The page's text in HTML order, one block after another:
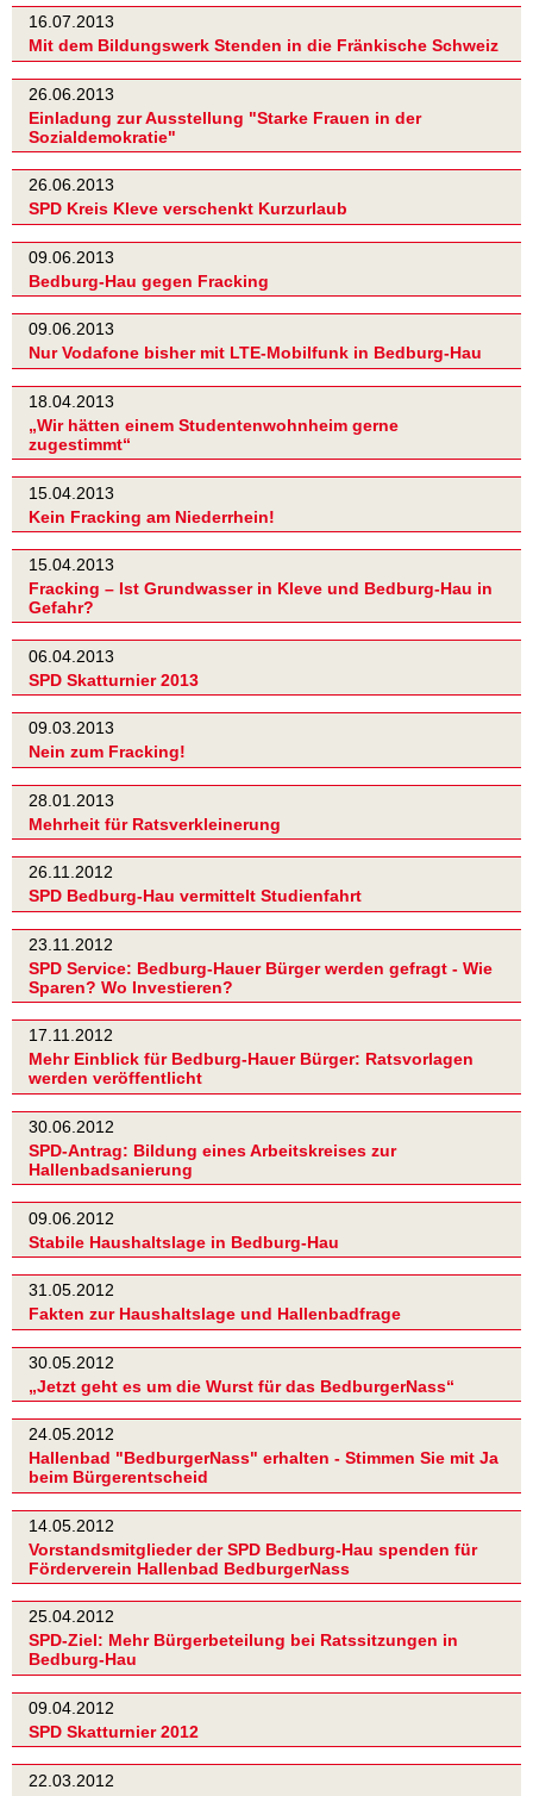
16.07.2013
Mit dem Bildungswerk Stenden in die Fränkische Schweiz
26.06.2013
Einladung zur Ausstellung "Starke Frauen in der
Sozialdemokratie"
26.06.2013
SPD Kreis Kleve verschenkt Kurzurlaub
09.06.2013
Bedburg-Hau gegen Fracking
09.06.2013
Nur Vodafone bisher mit LTE-Mobilfunk in Bedburg-Hau
18.04.2013
„Wir hätten einem Studentenwohnheim gerne
zugestimmt“
15.04.2013
Kein Fracking am Niederrhein!
15.04.2013
Fracking – Ist Grundwasser in Kleve und Bedburg-Hau in
Gefahr?
06.04.2013
SPD Skatturnier 2013
09.03.2013
Nein zum Fracking!
28.01.2013
Mehrheit für Ratsverkleinerung
26.11.2012
SPD Bedburg-Hau vermittelt Studienfahrt
23.11.2012
SPD Service: Bedburg-Hauer Bürger werden gefragt - Wie
Sparen? Wo Investieren?
17.11.2012
Mehr Einblick für Bedburg-Hauer Bürger: Ratsvorlagen
werden veröffentlicht
30.06.2012
SPD-Antrag: Bildung eines Arbeitskreises zur
Hallenbadsanierung
09.06.2012
Stabile Haushaltslage in Bedburg-Hau
31.05.2012
Fakten zur Haushaltslage und Hallenbadfrage
30.05.2012
„Jetzt geht es um die Wurst für das BedburgerNass“
24.05.2012
Hallenbad "BedburgerNass" erhalten - Stimmen Sie mit Ja
beim Bürgerentscheid
14.05.2012
Vorstandsmitglieder der SPD Bedburg-Hau spenden für
Förderverein Hallenbad BedburgerNass
25.04.2012
SPD-Ziel: Mehr Bürgerbeteilung bei Ratssitzungen in
Bedburg-Hau
09.04.2012
SPD Skatturnier 2012
22.03.2012